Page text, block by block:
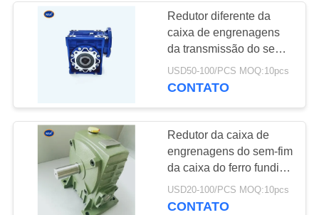
FÁBRICA
CONTROLE
DA
QUALIDADE
CONTACTE-
Racks engrenagem
Correntes
transportadoras
175
Redutor diferente da
caixa de engrenagens
da transmissão do sem-
fim da ração
USD50-100/PCS MOQ:10pcs
CONTATO
Redutor da caixa de
engrenagens do sem-fim
da caixa do ferro fundido
da velocidade de WPA
WPS do trator
USD20-100/PCS MOQ:10pcs
CONTATO